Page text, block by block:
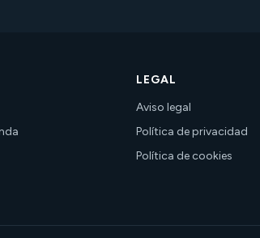
LEGAL
Aviso legal
Política de privacidad
Política de cookies